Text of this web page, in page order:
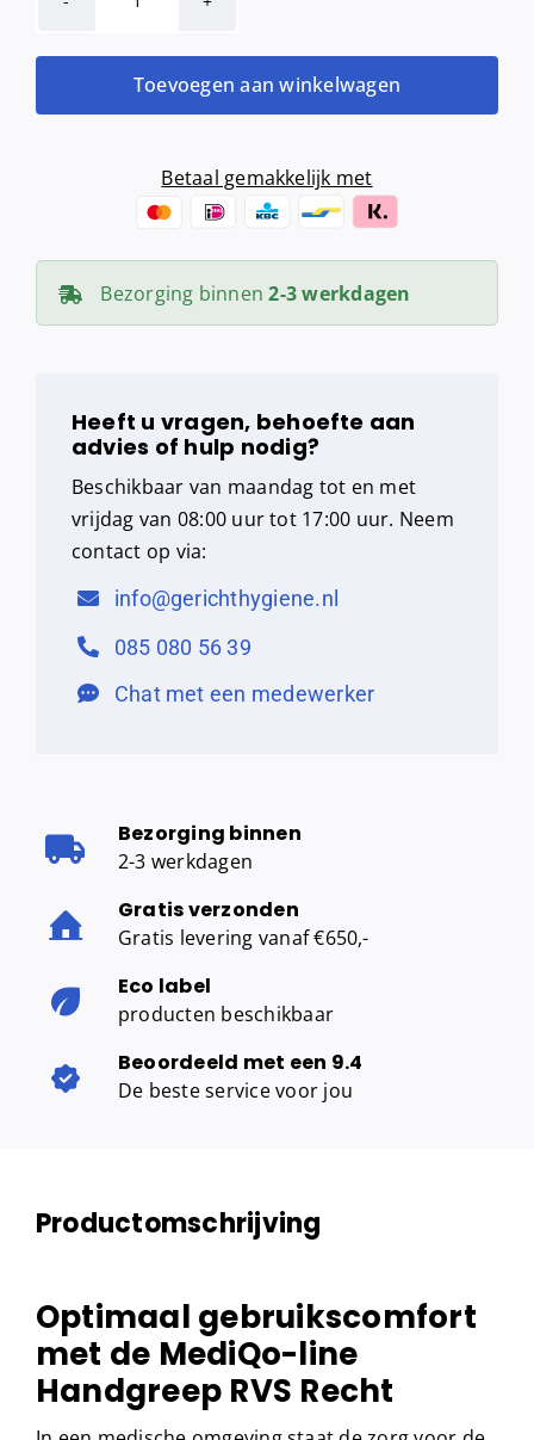
MediQo-
Grab
bar
recht
455
Toevoegen aan winkelwagen
Betaal gemakkelijk met
Bezorging binnen2-3 werkdagen
Heeft u vragen, behoefte aan
advies of hulp nodig?
Beschikbaar van maandag tot en met
vrijdag van 08:00 uur tot 17:00 uur. Neem
contact op via:
info@gerichthygiene.nl
085 080 56 39
Chat met een medewerker
Bezorging binnen
2-3 werkdagen
Gratis verzonden
Gratis levering vanaf €650,-
Eco label
producten beschikbaar
Beoordeeld met een 9.4
De beste service voor jou
Productomschrijving
Optimaal gebruikscomfort
met de MediQo-line
Handgreep RVS Recht